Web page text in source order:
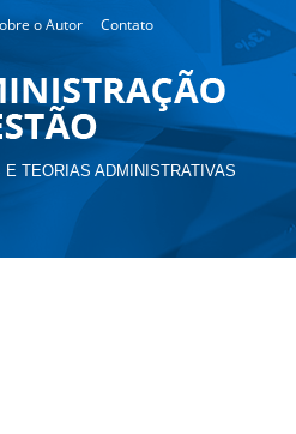
o Autor Contato
TEORIAS ADMINISTRATIVAS